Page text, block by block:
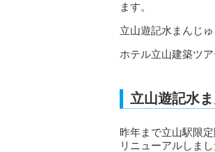
ます。
立山遊記水まんじ
ホテル立山建築ツ
立山遊記水
昨年まで立山駅限
リニューアルしま